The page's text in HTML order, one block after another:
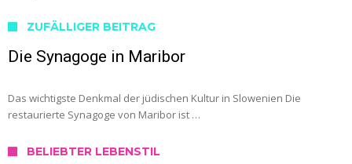
ZUFÄLLIGER BEITRAG
Die Synagoge in Maribor
Das wichtigste Denkmal der jüdischen Kultur in Slowenien Die
restaurierte Synagoge von Maribor ist …
BELIEBTER LEBENSTIL